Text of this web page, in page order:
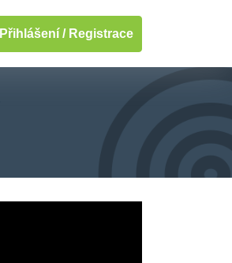
Přihlášení / Registrace